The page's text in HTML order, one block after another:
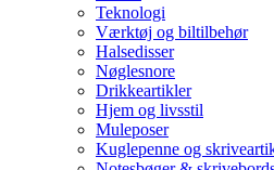
Teknologi
Værktøj og biltilbehør
Halsedisser
Nøglesnore
Drikkeartikler
Hjem og livsstil
Muleposer
Kuglepenne og